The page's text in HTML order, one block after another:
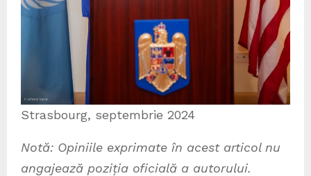
Strasbourg, septembrie 2024
Notă: Opiniile exprimate în acest articol nu
angajează poziția oficială a autorului.